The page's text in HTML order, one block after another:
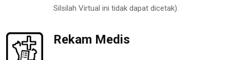
Silsilah Virtual ini tidak dapat dicetak).
Rekam Medis